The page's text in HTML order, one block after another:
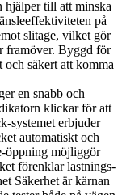
hjälper till att minska
på
slitage, vilket gör
framöver. Byggd för
säkert att komma
en snabb och
klickar för att
systemet erbjuder
automatiskt och
öppning möjliggör
förenklar lastnings-
Säkerhet är kärnan